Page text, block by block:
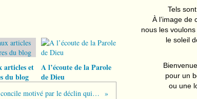
articles et
du blog
A l’écoute de la Parole
de Dieu
Vatican II. Un concile motivé par le déclin qui le précédait… (et non l’inverse) !
Tels
À l’image de
nous les
le soleil
pour un
ou une